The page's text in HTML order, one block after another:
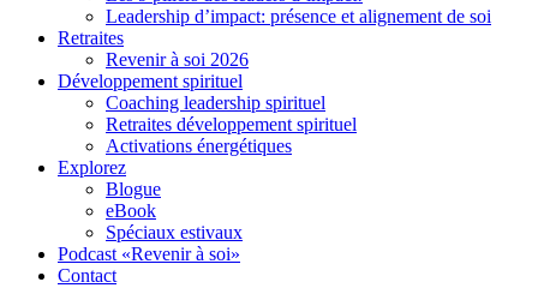
Leadership d’impact: présence et alignement de soi
Retraites
Revenir à soi 2026
Développement spirituel
Coaching leadership spirituel
Retraites développement spirituel
Activations énergétiques
Explorez
Blogue
eBook
Spéciaux estivaux
Podcast «Revenir à soi»
Contact